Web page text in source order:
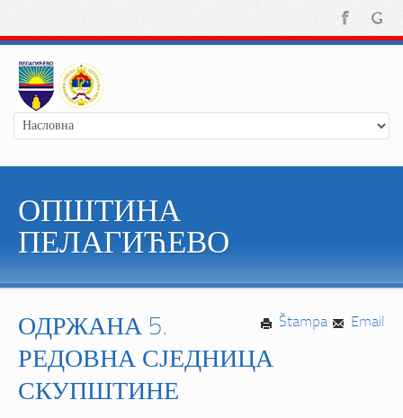
ОПШТИНА
ПЕЛАГИЋЕВО
Email
Štampa
ОДРЖАНА 5.
РЕДОВНА СЈЕДНИЦА
СКУПШТИНЕ